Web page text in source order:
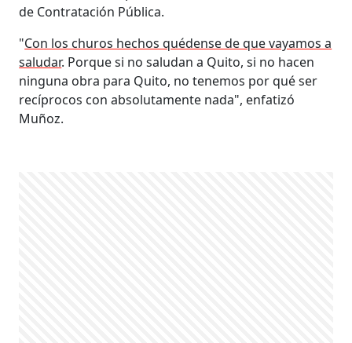
de Contratación Pública.
"Con los churos hechos quédense de que vayamos a
saludar. Porque si no saludan a Quito, si no hacen
ninguna obra para Quito, no tenemos por qué ser
recíprocos con absolutamente nada", enfatizó
Muñoz.